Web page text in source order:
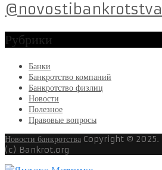
@novostibankrotstva
Рубрики
Банки
Банкротство компаний
Банкротство физлиц
Новости
Полезное
Правовые вопросы
Новости банкротства Copyright © 2025.
(c) Bankrot.org